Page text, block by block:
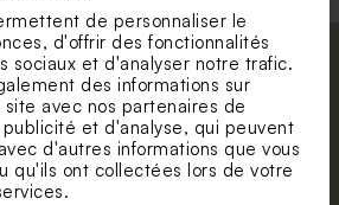
de personnaliser le
d'offrir des fonctionnalités
sociaux et d'analyser notre trafic.
des informations sur
avec nos partenaires de
et d'analyse, qui peuvent
d'autres informations que vous
qu'ils ont collectées lors de votre
la newsletter et restez
: bénéficiez de 5%